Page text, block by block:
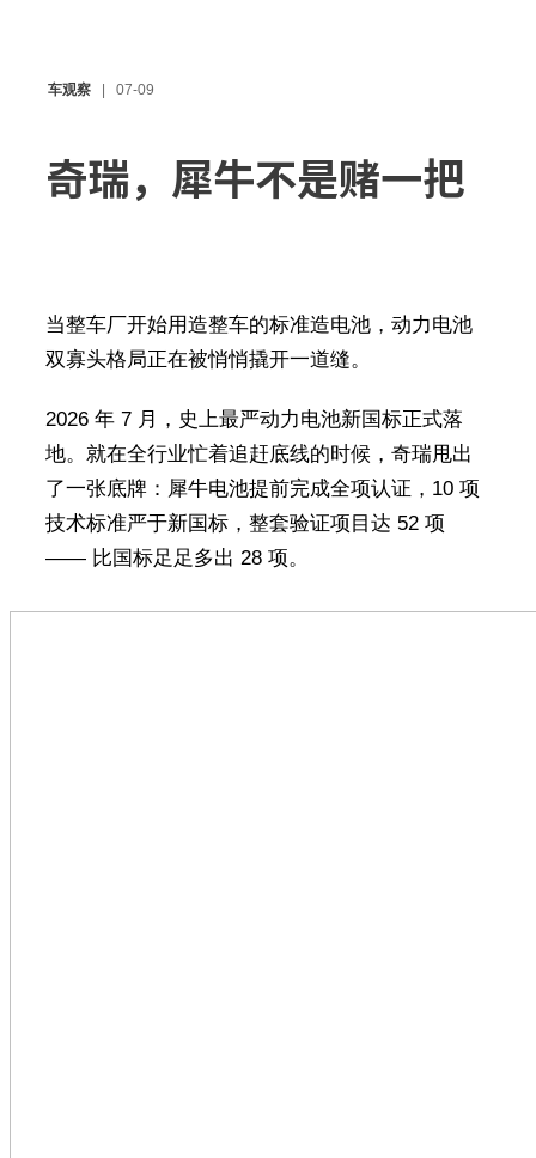
车观察 07-09
奇瑞，犀牛不是赌一把
当整车厂开始用造整车的标准造电池，动力电池
双寡头格局正在被悄悄撬开一道缝。
2026 年 7 月，史上最严动力电池新国标正式落
地。就在全行业忙着追赶底线的时候，奇瑞甩出
了一张底牌：犀牛电池提前完成全项认证，10 项
技术标准严于新国标，整套验证项目达 52 项
—— 比国标足足多出 28 项。